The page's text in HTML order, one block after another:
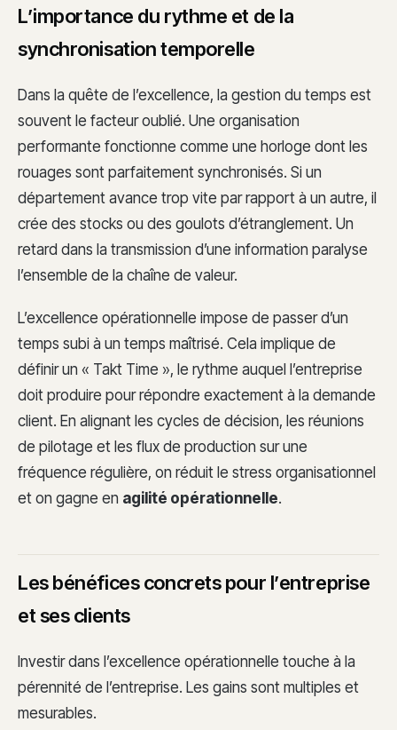
L’importance du rythme et de la
synchronisation temporelle
Dans la quête de l’excellence, la gestion du temps est
souvent le facteur oublié. Une organisation
performante fonctionne comme une horloge dont les
rouages sont parfaitement synchronisés. Si un
département avance trop vite par rapport à un autre, il
crée des stocks ou des goulots d’étranglement. Un
retard dans la transmission d’une information paralyse
l’ensemble de la chaîne de valeur.
L’excellence opérationnelle impose de passer d’un
temps subi à un temps maîtrisé. Cela implique de
définir un « Takt Time », le rythme auquel l’entreprise
doit produire pour répondre exactement à la demande
client. En alignant les cycles de décision, les réunions
de pilotage et les flux de production sur une
fréquence régulière, on réduit le stress organisationnel
et on gagne en agilité opérationnelle.
Les bénéfices concrets pour l’entreprise
et ses clients
Investir dans l’excellence opérationnelle touche à la
pérennité de l’entreprise. Les gains sont multiples et
mesurables.